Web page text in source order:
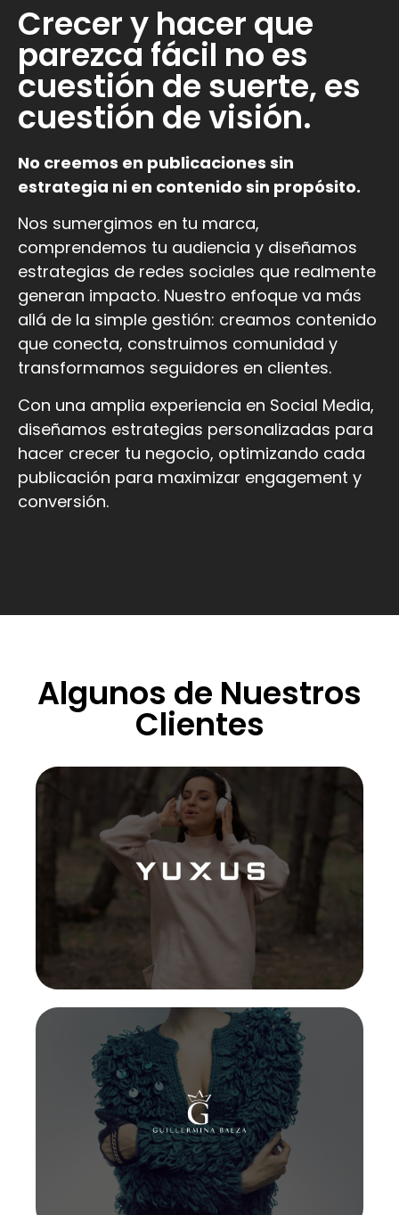
Crecer y hacer que
parezca fácil no es
cuestión de suerte, es
cuestión de visión.​
No creemos en publicaciones sin
estrategia ni en contenido sin propósito.
Nos sumergimos en tu marca,
comprendemos tu audiencia y diseñamos
estrategias de redes sociales que realmente
generan impacto. Nuestro enfoque va más
allá de la simple gestión: creamos contenido
que conecta, construimos comunidad y
transformamos seguidores en clientes.
Con una amplia experiencia en Social Media,
diseñamos estrategias personalizadas para
hacer crecer tu negocio, optimizando cada
publicación para maximizar engagement y
conversión.
Algunos de Nuestros
Clientes